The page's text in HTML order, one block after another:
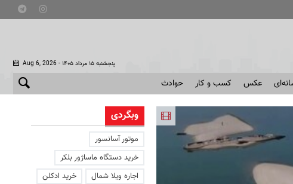
Aug 6, 2026 - پنجشنبه ۱۵ مرداد ۱۴۰۵
عکس کسب و کار حوادث
وبگردی
موتور آسانسور
خرید دستگاه ماساژور بلکر
اجاره ویلا شمال
خرید ادکلن